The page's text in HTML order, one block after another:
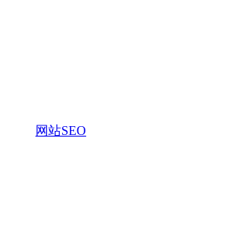
网站SEO